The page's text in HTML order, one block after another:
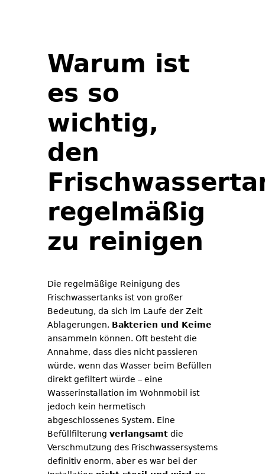
Warum ist
es so
wichtig,
den
regelmäßig
zu reinigen
Die regelmäßige Reinigung des
Frischwassertanks ist von großer
Bedeutung, da sich im Laufe der Zeit
Ablagerungen, Bakterien und Keime
ansammeln können. Oft besteht die
Annahme, dass dies nicht passieren
würde, wenn das Wasser beim Befüllen
direkt gefiltert würde – eine
Wasserinstallation im Wohnmobil ist
jedoch kein hermetisch
abgeschlossenes System. Eine
Befüllfilterung verlangsamt die
Verschmutzung des Frischwassersystems
definitiv enorm, aber es war bei der